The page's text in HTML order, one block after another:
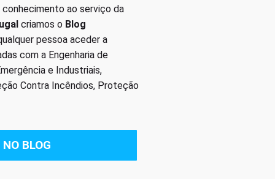
ao serviço da
criamos o Blog
pessoa aceder a
com a Engenharia de
e Industriais,
Contra Incêndios, Proteção
BLOG